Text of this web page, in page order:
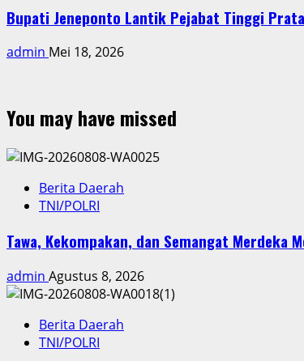
Bupati Jeneponto Lantik Pejabat Tinggi
admin Mei 18, 2026
You may have missed
Berita Daerah
TNI/POLRI
Tawa, Kekompakan, dan Semangat
admin Agustus 8, 2026
Berita Daerah
TNI/POLRI